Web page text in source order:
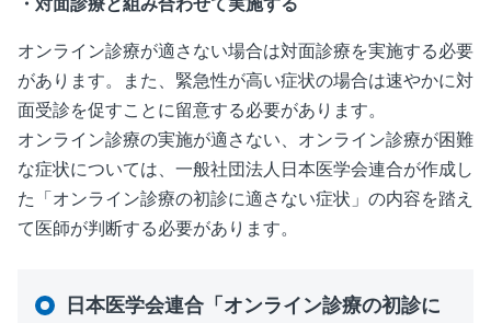
・対面診療と組み合わせて実施する
オンライン診療が適さない場合は対面診療を実施する必要
があります。また、緊急性が高い症状の場合は速やかに対
面受診を促すことに留意する必要があります。
オンライン診療の実施が適さない、オンライン診療が困難
な症状については、一般社団法人日本医学会連合が作成し
た「オンライン診療の初診に適さない症状」の内容を踏え
て医師が判断する必要があります。
⽇本医学会連合「オンライン診療の初診に